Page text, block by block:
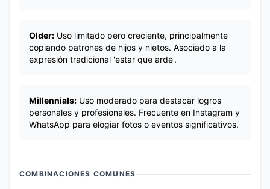
Older: Uso limitado pero creciente, principalmente
copiando patrones de hijos y nietos. Asociado a la
expresión tradicional 'estar que arde'.
Millennials: Uso moderado para destacar logros
personales y profesionales. Frecuente en Instagram y
WhatsApp para elogiar fotos o eventos significativos.
COMBINACIONES COMUNES